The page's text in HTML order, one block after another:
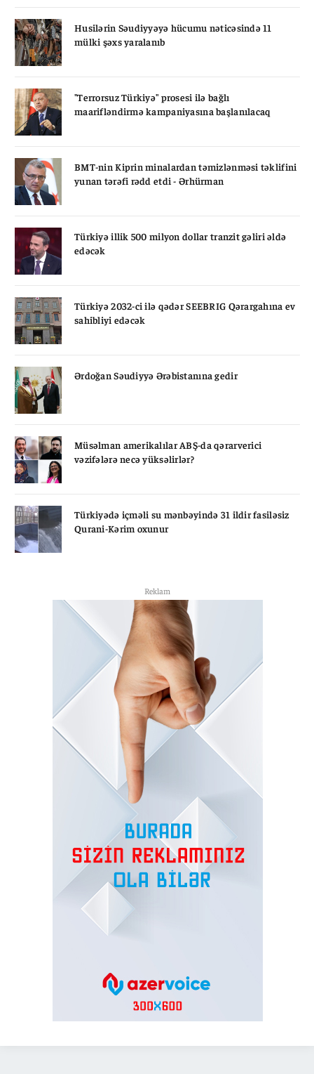
Husilərin Səudiyyəyə hücumu nəticəsində 11
mülki şəxs yaralanıb
"Terrorsuz Türkiyə" prosesi ilə bağlı
maarifləndirmə kampaniyasına başlanılacaq
BMT-nin Kiprin minalardan təmizlənməsi təklifini
yunan tərəfi rədd etdi - Ərhürman
Türkiyə illik 500 milyon dollar tranzit gəliri əldə
edəcək
Türkiyə 2032-ci ilə qədər SEEBRIG Qərargahına ev
sahibliyi edəcək
Ərdoğan Səudiyyə Ərəbistanına gedir
Müsəlman amerikalılar ABŞ-da qərarverici
vəzifələrə necə yüksəlirlər?
Türkiyədə içməli su mənbəyində 31 ildir fasiləsiz
Qurani-Kərim oxunur
Reklam